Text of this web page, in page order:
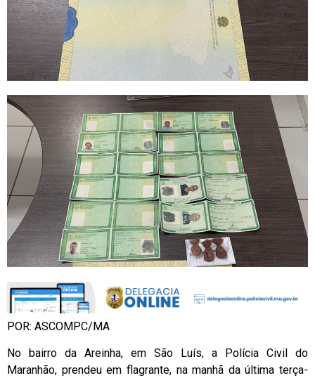
POR: ASCOMPC/MA
No bairro da Areinha, em São Luís, a Polícia Civil do
Maranhão, prendeu em flagrante, na manhã da última terça-